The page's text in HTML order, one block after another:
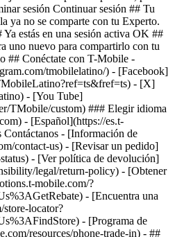
Contáctanos - [Información de
contact-us) - [Revisar un pedido]
- [Ver política de devolución]
legal/return-policy) - [Obtener
mobile.com/?
- [Encuentra una
store-locator?
- [Programa de
resources/phone-trade-in) - ##